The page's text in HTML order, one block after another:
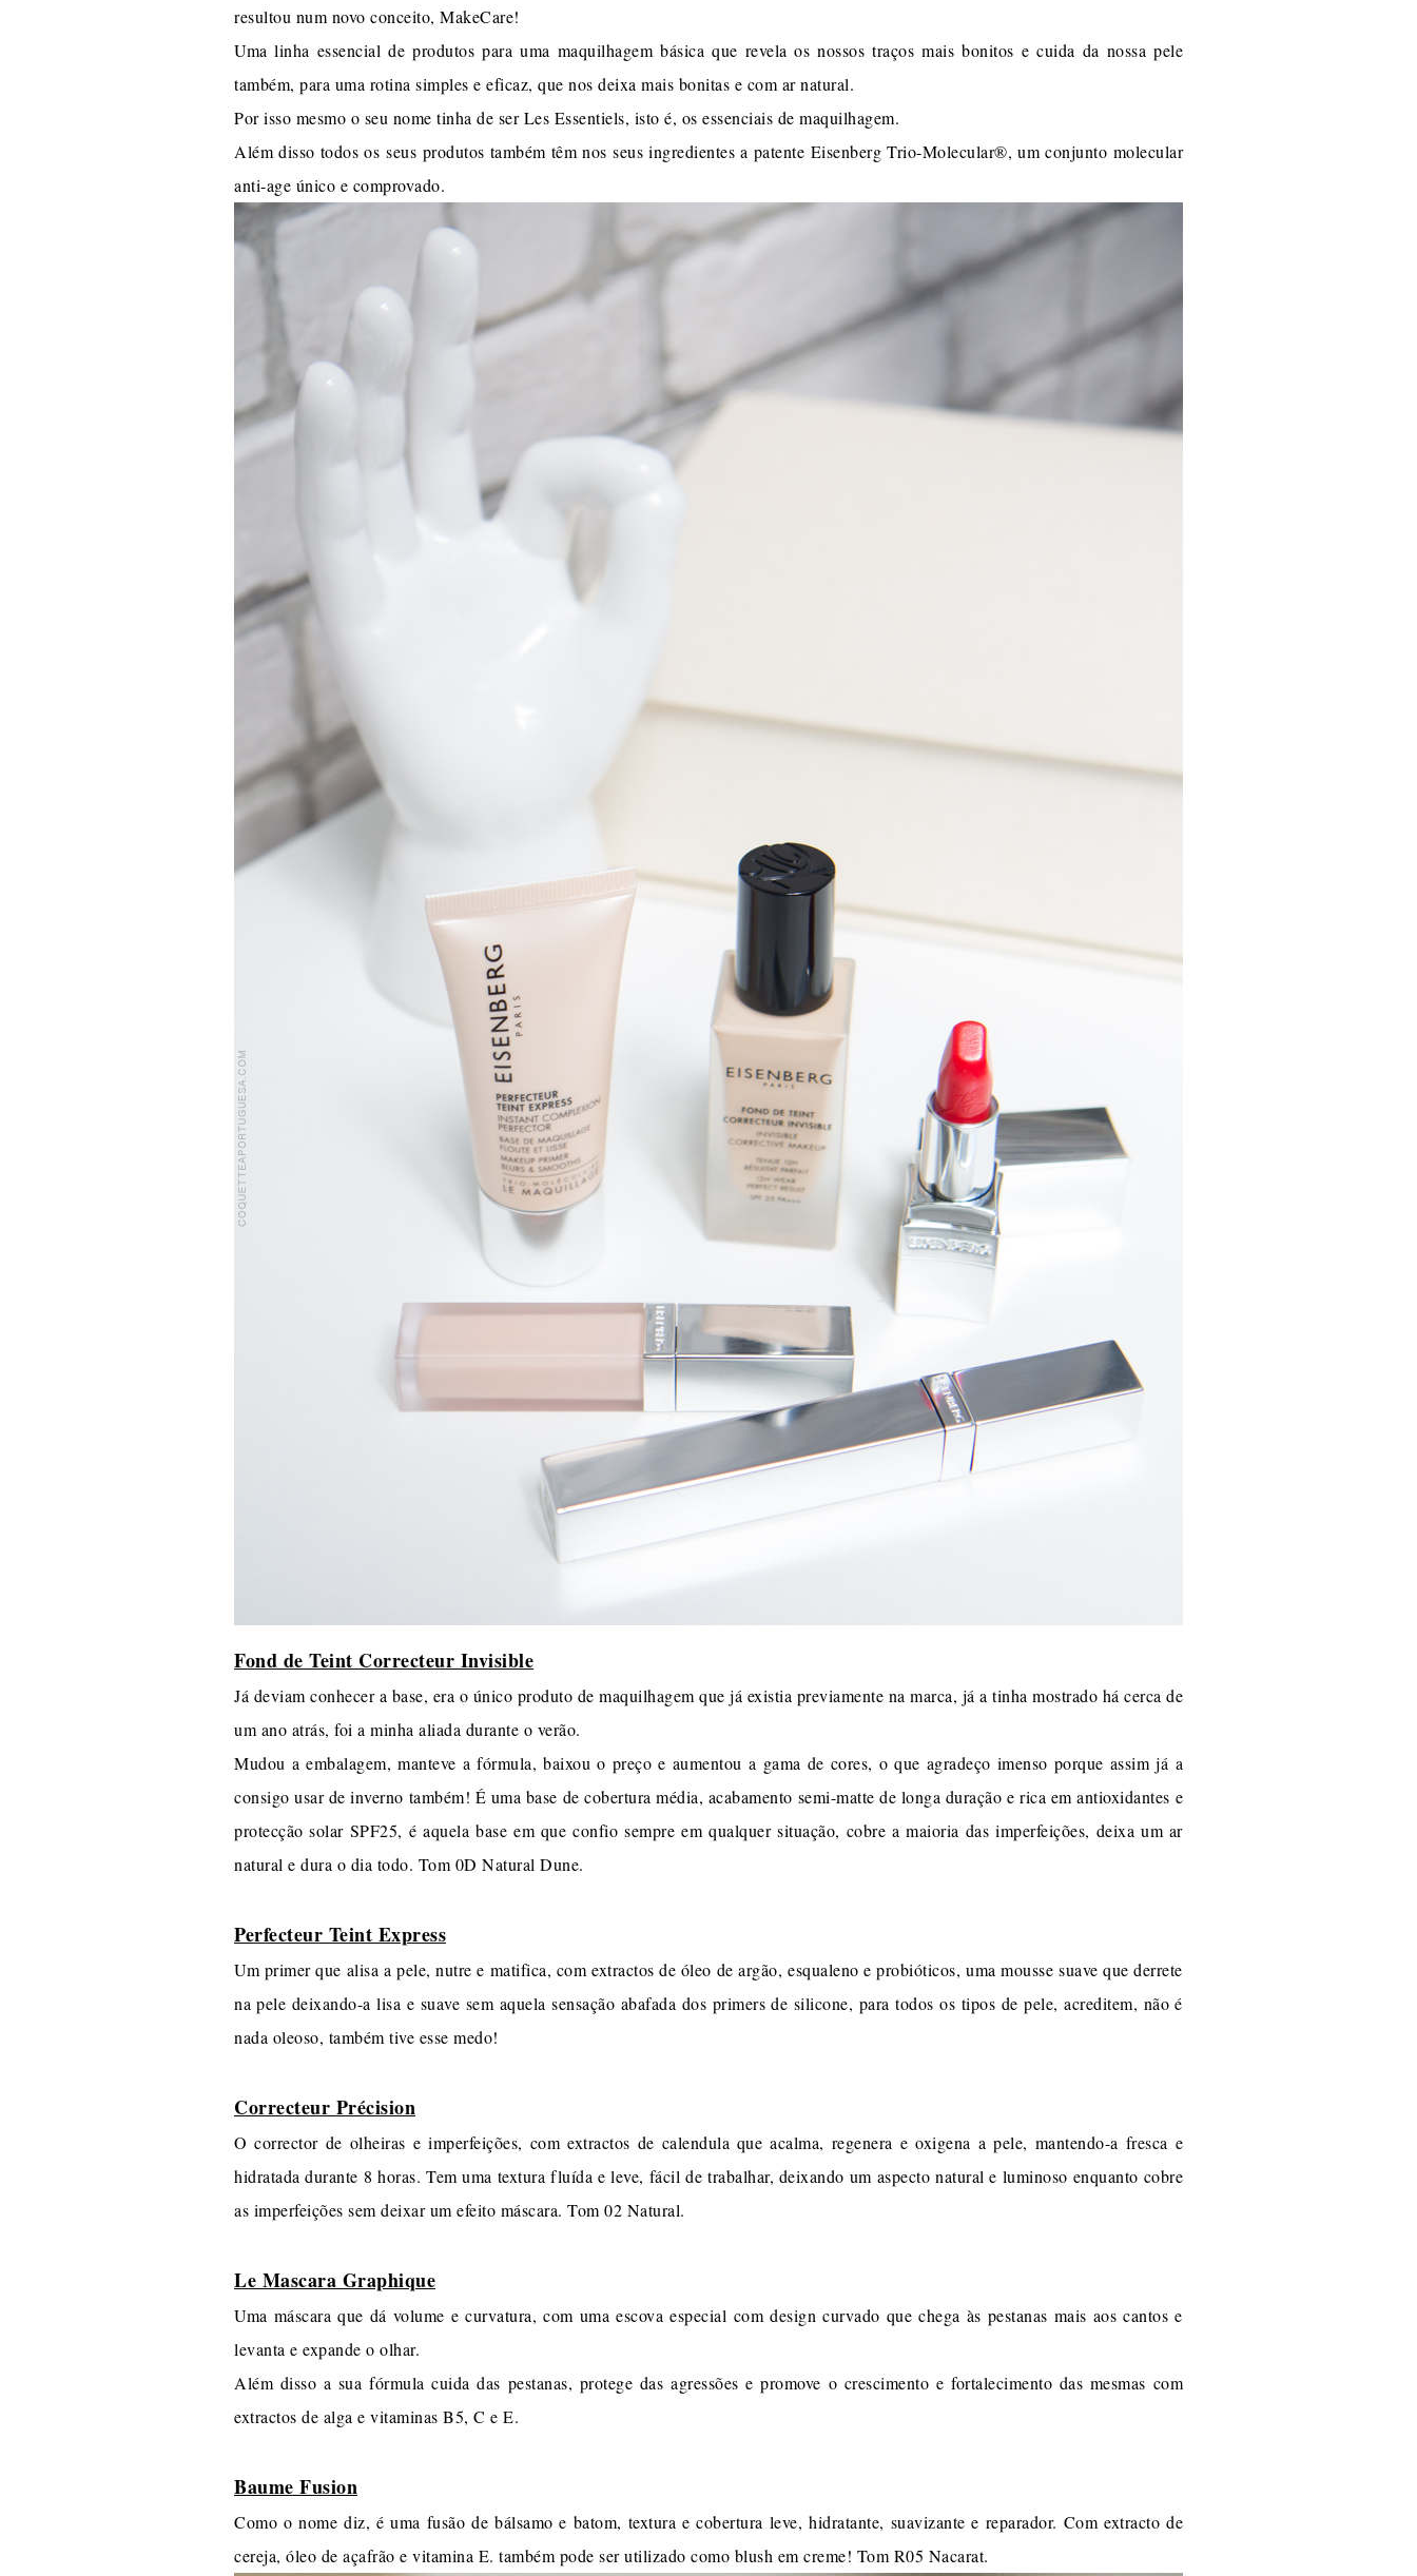
resultou num novo conceito, MakeCare!
Uma linha essencial de produtos para uma maquilhagem básica que revela os nossos traços mais bonitos e cuida da nossa pele
também, para uma rotina simples e eficaz, que nos deixa mais bonitas e com ar natural.
Por isso mesmo o seu nome tinha de ser Les Essentiels, isto é, os essenciais de maquilhagem.
Além disso todos os seus produtos também têm nos seus ingredientes a patente Eisenberg Trio-Molecular®, um conjunto molecular
anti-age único e comprovado.
Fond de Teint Correcteur Invisible
Já deviam conhecer a base, era o único produto de maquilhagem que já existia previamente na marca, já a tinha mostrado há cerca de
um ano atrás, foi a minha aliada durante o verão.
Mudou a embalagem, manteve a fórmula, baixou o preço e aumentou a gama de cores, o que agradeço imenso porque assim já a
consigo usar de inverno também! É uma base de cobertura média, acabamento semi-matte de longa duração e rica em antioxidantes e
protecção solar SPF25, é aquela base em que confio sempre em qualquer situação, cobre a maioria das imperfeições, deixa um ar
natural e dura o dia todo. Tom 0D Natural Dune.
Perfecteur Teint Express
Um primer que alisa a pele, nutre e matifica, com extractos de óleo de argão, esqualeno e probióticos, uma mousse suave que derrete
na pele deixando-a lisa e suave sem aquela sensação abafada dos primers de silicone, para todos os tipos de pele, acreditem, não é
nada oleoso, também tive esse medo!
Correcteur Précision
O corrector de olheiras e imperfeições, com extractos de calendula que acalma, regenera e oxigena a pele, mantendo-a fresca e
hidratada durante 8 horas. Tem uma textura fluída e leve, fácil de trabalhar, deixando um aspecto natural e luminoso enquanto cobre
as imperfeições sem deixar um efeito máscara. Tom 02 Natural.
Le Mascara Graphique
Uma máscara que dá volume e curvatura, com uma escova especial com design curvado que chega às pestanas mais aos cantos e
levanta e expande o olhar.
Além disso a sua fórmula cuida das pestanas, protege das agressões e promove o crescimento e fortalecimento das mesmas com
extractos de alga e vitaminas B5, C e E.
Baume Fusion
Como o nome diz, é uma fusão de bálsamo e batom, textura e cobertura leve, hidratante, suavizante e reparador. Com extracto de
cereja, óleo de açafrão e vitamina E. também pode ser utilizado como blush em creme! Tom R05 Nacarat.